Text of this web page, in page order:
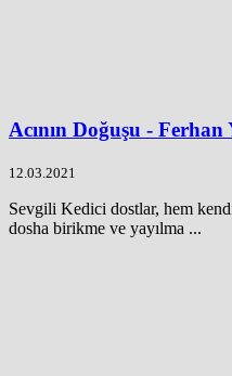
Acının Doğuşu - Ferhan
12.03.2021
Sevgili Kedici dostlar, hem
dosha birikme ve yayılma ...